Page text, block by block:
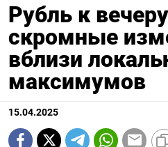
Рубль к
скромные
вблизи
максимумов
15.04.2025